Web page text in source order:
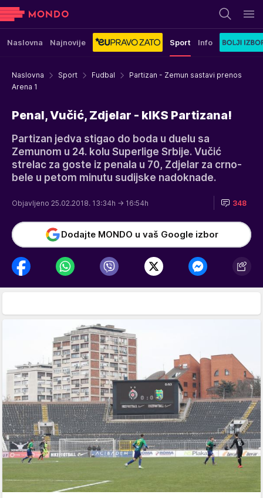
Naslovna Najnovije Sport Info
Naslovna Sport Fudbal
Partizan - Zemun sastavi prenos
Arena 1
Penal, Vučić, Zdjelar - kIKS Partizana!
Partizan jedva stigao do boda u duelu sa
Zemunom u 24. kolu Superlige Srbije. Vučić
strelac za goste iz penala u 70, Zdjelar za crno-
bele u petom minutu sudijske nadoknade.
Objavljeno 25.02.2018. 13:34h → 16:54h 348
Dodajte MONDO u vaš Google izbor